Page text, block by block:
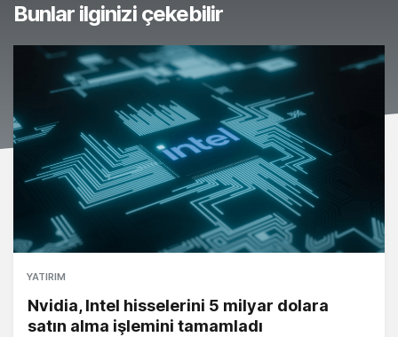
Bunlar ilginizi çekebilir
YATIRIM
Nvidia, Intel hisselerini 5 milyar dolara
satın alma işlemini tamamladı